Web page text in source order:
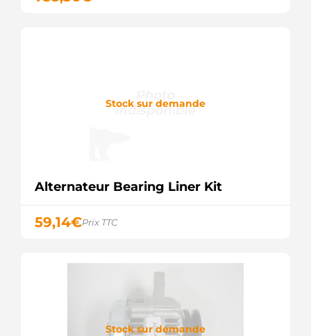
Stock sur demande
Alternateur Bearing Liner Kit
59,14€Prix TTC
Stock sur demande